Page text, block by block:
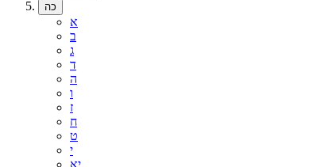
כה
א
ב
ג
ד
ה
ו
ז
ח
ט
י
יא